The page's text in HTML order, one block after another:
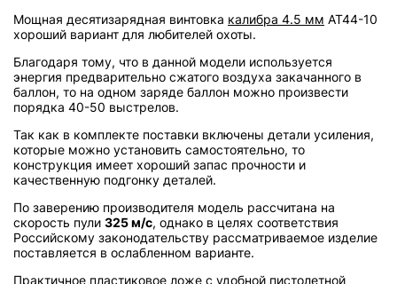
Мощная десятизарядная винтовка калибра 4.5 мм AT44-10
хороший вариант для любителей охоты.
Благодаря тому, что в данной модели используется
энергия предварительно сжатого воздуха закачанного в
баллон, то на одном заряде баллон можно произвести
порядка 40-50 выстрелов.
Так как в комплекте поставки включены детали усиления,
которые можно установить самостоятельно, то
конструкция имеет хороший запас прочности и
качественную подгонку деталей.
По заверению производителя модель рассчитана на
скорость пули 325 м/с, однако в целях соответствия
Российскому законодательству рассматриваемое изделие
поставляется в ослабленном варианте.
Практичное пластиковое ложе с удобной пистолетной